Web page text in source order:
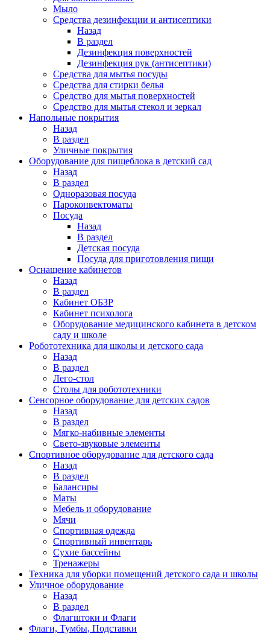
Мыло
Средства дезинфекции и антисептики
Назад
В раздел
Дезинфекция поверхностей
Дезинфекция рук (антисептики)
Средства для мытья посуды
Средства для стирки белья
Средство для мытья поверхностей
Средство для мытья стекол и зеркал
Напольные покрытия
Назад
В раздел
Уличные покрытия
Оборудование для пищеблока в детский сад
Назад
В раздел
Одноразовая посуда
Пароконвектоматы
Посуда
Назад
В раздел
Детская посуда
Посуда для приготовления пищи
Оснащение кабинетов
Назад
В раздел
Кабинет ОБЗР
Кабинет психолога
Оборудование медицинского кабинета в детском
саду и школе
Робототехника для школы и детского сада
Назад
В раздел
Лего-стол
Столы для робототехники
Сенсорное оборудование для детских садов
Назад
В раздел
Мягко-набивные элементы
Свето-звуковые элементы
Спортивное оборудование для детского сада
Назад
В раздел
Балансиры
Маты
Мебель и оборудование
Мячи
Спортивная одежда
Спортивный инвентарь
Сухие бассейны
Тренажеры
Техника для уборки помещений детского сада и школы
Уличное оборудование
Назад
В раздел
Флагштоки и Флаги
Флаги, Тумбы, Подставки